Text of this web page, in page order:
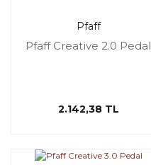
Pfaff
Pfaff Creative 2.0 Pedal
2.142,38 TL